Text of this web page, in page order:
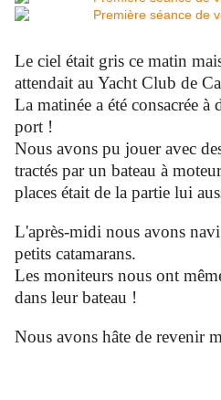
Le ciel était gris ce matin
attendait au Yacht Club de
La matinée a été consacrée à
port !
Nous avons pu jouer avec
tractés par un bateau à
places était de la partie lui
L'après-midi nous avons
petits catamarans.
Les moniteurs nous ont
dans leur bateau !
Nous avons hâte de revenir